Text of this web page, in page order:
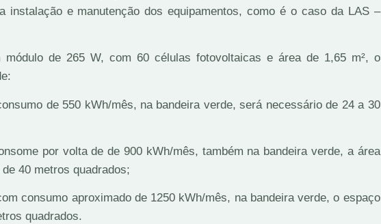
instalação e manutenção dos equipamentos, como é o caso da LAS –
módulo de 265 W, com 60 células fotovoltaicas e área de 1,65 m², o
de 550 kWh/mês, na bandeira verde, será necessário de 24 a 30
por volta de de 900 kWh/mês, também na bandeira verde, a área
40 metros quadrados;
consumo aproximado de 1250 kWh/mês, na bandeira verde, o espaço
quadrados.